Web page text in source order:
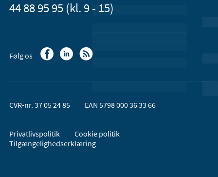
44 88 95 95 (kl. 9 - 15)
Følg os
CVR-nr. 37 05 24 85 EAN 5798 000 36 33 66
Privatlivspolitik
Cookie politik
Tilgængelighedserklæring